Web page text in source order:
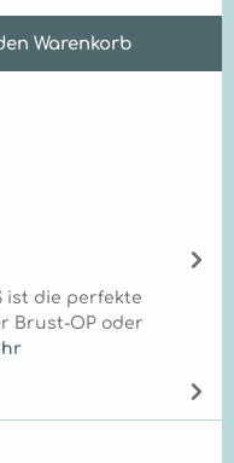
Wert
Warenkorb
ist die perfekte
Brust-OP oder